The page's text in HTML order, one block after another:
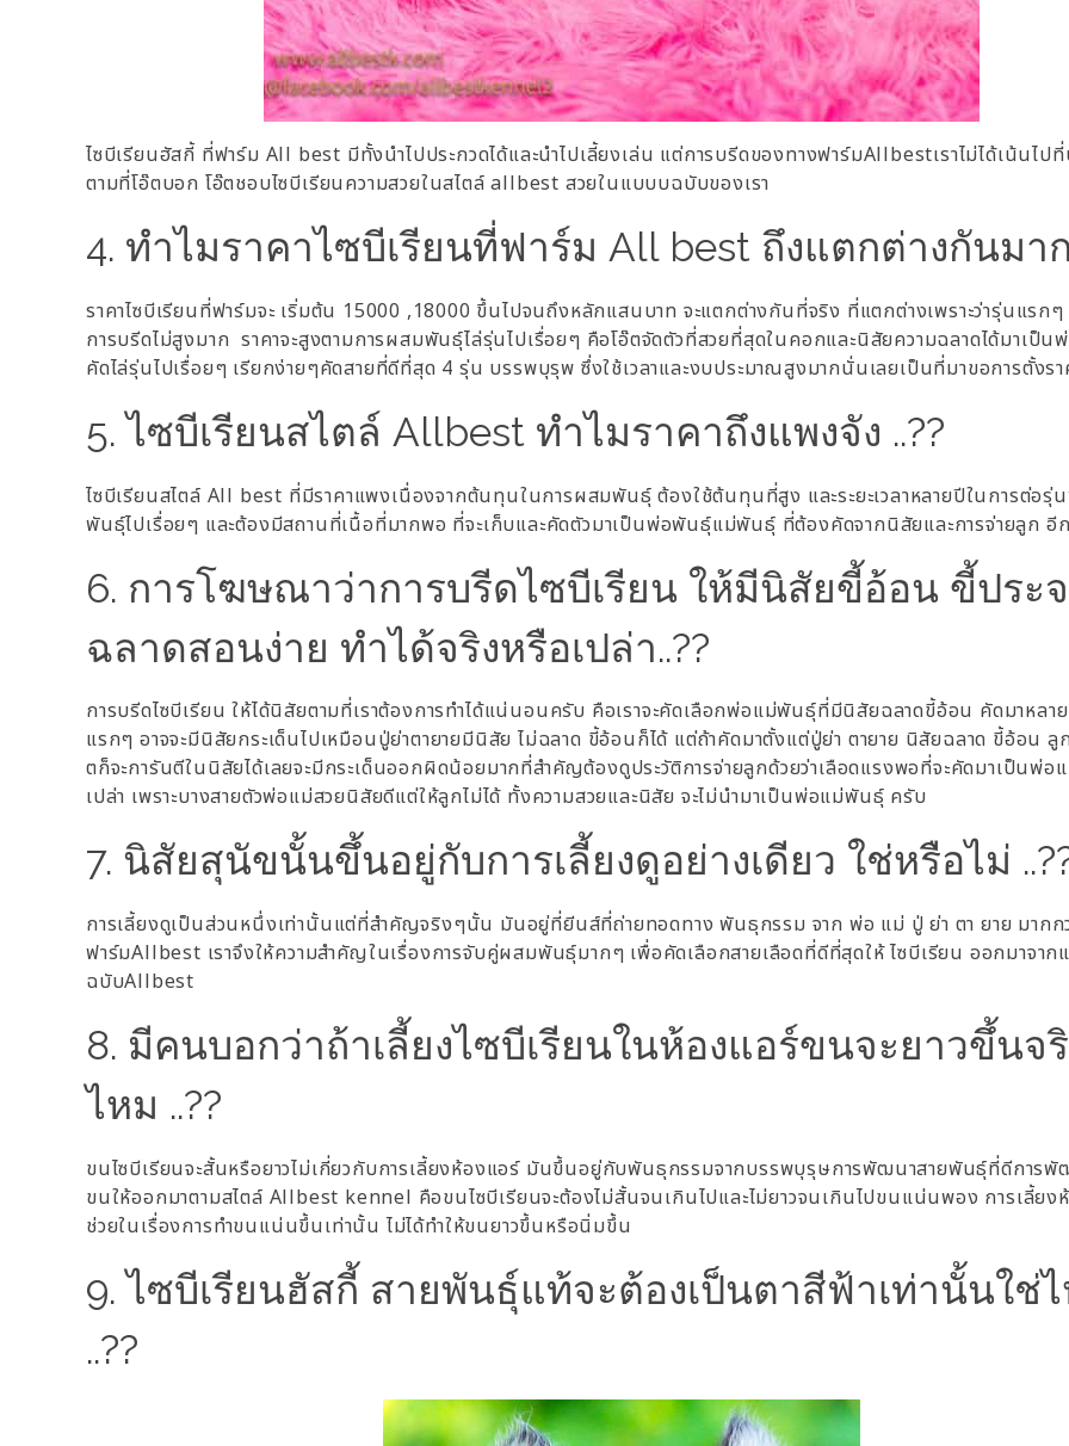
ไซบีเรียนฮัสกี้ ที่ฟาร์ม All best มีทั้งนำไปประกวดได้และนำไปเลี้ยงเล่น แต่การบรีดของทางฟาร์มAllbestเราไม่ได้เน้นไปที่
ตามที่โอ๊ตบอก โอ๊ตชอบไซบีเรียนความสวยในสไตล์ allbest สวยในแบบบฉบับของเรา
4. ทำไมราคาไซบีเรียนที่ฟาร์ม All best ถึงแตกต่างกันมาก
ราคาไซบีเรียนที่ฟาร์มจะ เริ่มต้น 15000 ,18000 ขึ้นไปจนถึงหลักแสนบาท จะแตกต่างกันที่จริง ที่แตกต่างเพราะว่ารุ่นแรก
การบรีดไม่สูงมาก ราคาจะสูงตามการผสมพันธุ์ไล่รุ่นไปเรื่อยๆ คือโอ๊ตจัดตัวที่สวยที่สุดในคอกและนิสัยความฉลาดได้มาเป็
คัดไล่รุ่นไปเรื่อยๆ เรียกง่ายๆคัดสายที่ดีที่สุด 4 รุ่น บรรพบุรุพ ซึ่งใช้เวลาและงบประมาณสูงมากนั่นเลยเป็นที่มาขอการตั้งรา
5. ไซบีเรียนสไตล์ Allbest ทำไมราคาถึงแพงจัง ..??
ไซบีเรียนสไตล์ All best ที่มีราคาแพงเนื่องจากต้นทุนในการผสมพันธุ์ ต้องใช้ต้นทุนที่สูง และระยะเวลาหลายปีในการต่อรุ่
พันธุ์ไปเรื่อยๆ และต้องมีสถานที่เนื้อที่มากพอ ที่จะเก็บและคัดตัวมาเป็นพ่อพันธุ์แม่พันธุ์ ที่ต้องคัดจากนิสัยและการจ่ายลูก อี
6. การโฆษณาว่าการบรีดไซบีเรียน ให้มีนิสัยขี้อ้อน ขี้ประ
ฉลาดสอนง่าย ทำได้จริงหรือเปล่า..??
การบรีดไซบีเรียน ให้ได้นิสัยตามที่เราต้องการทำได้แน่นอนครับ คือเราจะคัดเลือกพ่อแม่พันธุ์ที่มีนิสัยฉลาดขี้อ้อน คัดมาหลา
แรกๆ อาจจะมีนิสัยกระเด็นไปเหมือนปู่ย่าตายายมีนิสัย ไม่ฉลาด ขี้อ้อนก็ได้ แต่ถ้าคัดมาตั้งแต่ปู่ย่า ตายาย นิสัยฉลาด ขี้อ้อน ลู
ตก็จะการันตีในนิสัยได้เลยจะมีกระเด็นออกผิดน้อยมากที่สำคัญต้องดูประวัติการจ่ายลูกด้วยว่าเลือดแรงพอที่จะคัดมาเป็นพ่อ
เปล่า เพราะบางสายตัวพ่อแม่สวยนิสัยดีแต่ให้ลูกไม่ได้ ทั้งความสวยและนิสัย จะไม่นำมาเป็นพ่อแม่พันธุ์ ครับ
7. นิสัยสุนัขนั้นขึ้นอยู่กับการเลี้ยงดูอย่างเดียว ใช่หรือไม่
การเลี้ยงดูเป็นส่วนหนึ่งเท่านั้นแต่ที่สำคัญจริงๆนั้น มันอยู่ที่ยีนส์ที่ถ่ายทอดทาง พันธุกรรม จาก พ่อ แม่ ปู่ ย่า ตา ยาย มากก
ฟาร์มAllbest เราจึงให้ความสำคัญในเรื่องการจับคู่ผสมพันธุ์มากๆ เพื่อคัดเลือกสายเลือดที่ดีที่สุดให้ ไซบีเรียน ออกมาจาก
ฉบับAllbest
8. มีคนบอกว่าถ้าเลี้ยงไซบีเรียนในห้องแอร์ขนจะยาวขึ้นจ
ไหม ..??
ขนไซบีเรียนจะสั้นหรือยาวไม่เกี่ยวกับการเลี้ยงห้องแอร์ มันขึ้นอยู่กับพันธุกรรมจากบรรพบุรุษการพัฒนาสายพันธุ์ที่ดีการพั
ขนให้ออกมาตามสไตล์ Allbest kennel คือขนไซบีเรียนจะต้องไม่สั้นจนเกินไปและไม่ยาวจนเกินไปขนแน่นพอง การเลี้ยง
ช่วยในเรื่องการทำขนแน่นขึ้นเท่านั้น ไม่ได้ทำให้ขนยาวขึ้นหรือนิ่มขึ้น
9. ไซบีเรียนฮัสกี้ สายพันธุ์แท้จะต้องเป็นตาสีฟ้าเท่านั้นใช่
..??